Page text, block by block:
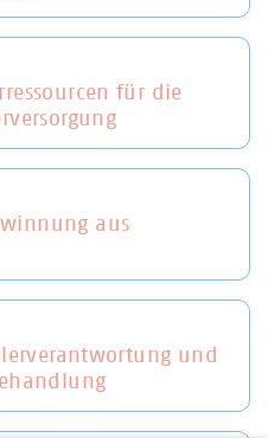
für die
aus
und